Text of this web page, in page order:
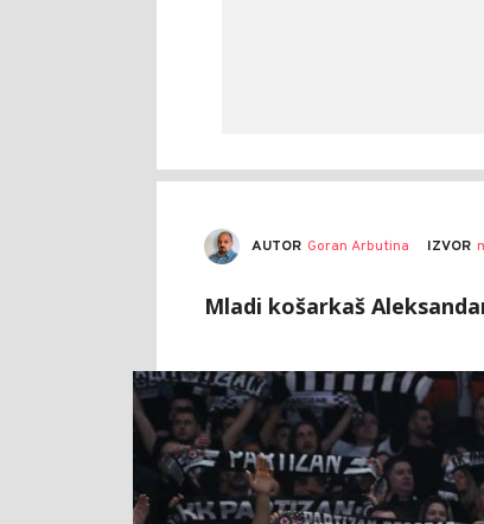
AUTOR Goran Arbutina IZVOR
Mladi košarkaš